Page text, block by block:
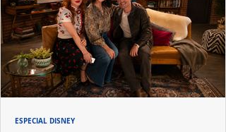
ESPECIAL DISNEY